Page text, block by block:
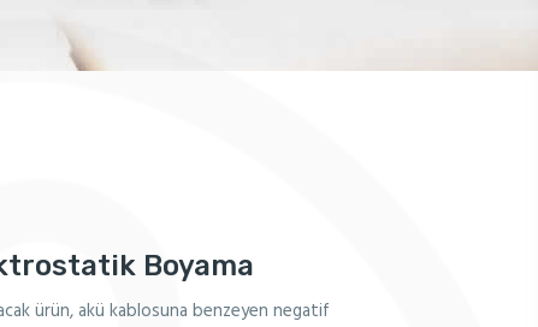
Boyama
ürün, akü kablosuna benzeyen negatif